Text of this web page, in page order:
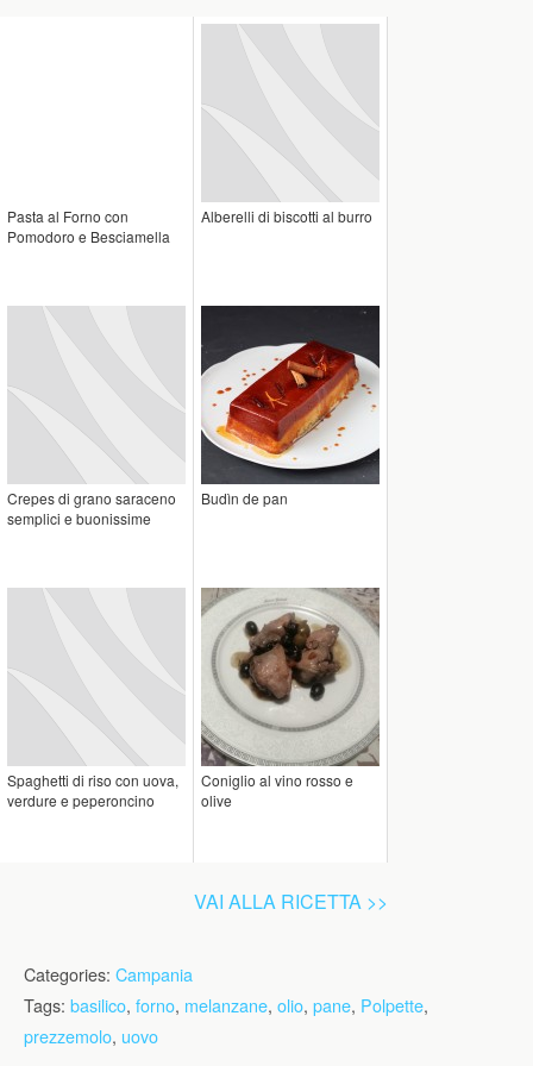
Pasta al Forno con
Pomodoro e Besciamella
Alberelli di biscotti al burro
Crepes di grano saraceno
semplici e buonissime
Budìn de pan
Spaghetti di riso con uova,
verdure e peperoncino
Coniglio al vino rosso e
olive
VAI ALLA RICETTA >>
Categories: Campania
Tags: basilico, forno, melanzane, olio, pane, Polpette,
prezzemolo, uovo